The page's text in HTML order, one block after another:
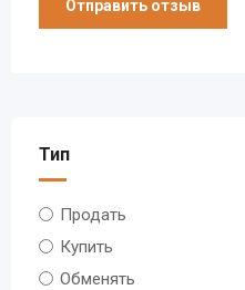
Тип
Продать
Купить
Обменять